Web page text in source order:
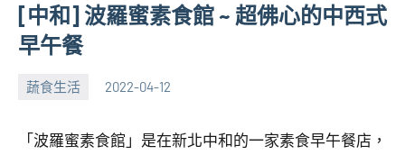
[中和] 波羅蜜素食館 ~ 超佛心的中西式
早午餐
蔬食生活 2022-04-12
張
芋
No
「波羅蜜素食館」是在新北中和的一家素食早午餐店，